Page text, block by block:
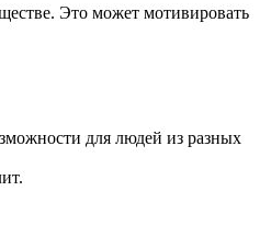
Это может мотивировать
для людей из разных